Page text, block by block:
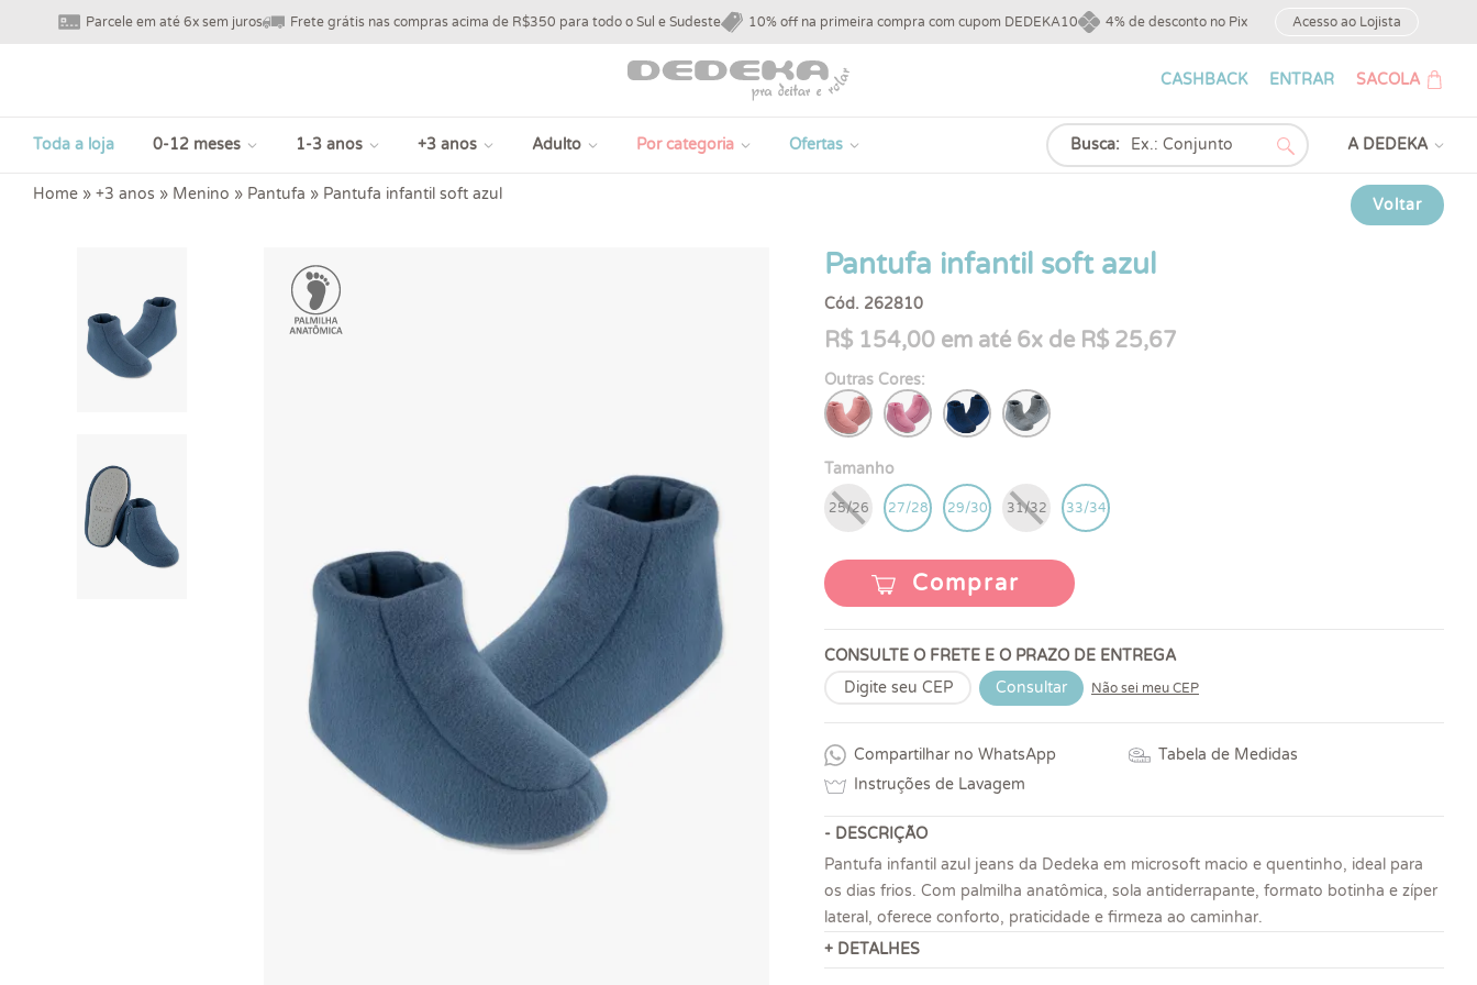
Parcele em até 6x sem juros Frete grátis nas compras acima de R$350 para todo o Sul e Sudeste 10% off na primeira compra com cupom DEDEKA10 4% de desconto no Pix Acesso ao Lojista
CASHBACK ENTRAR SACOLA
Toda a loja 0-12 meses 1-3 anos +3 anos Adulto Por categoria Ofertas A DEDEKA
Busca:
Home » +3 anos » Menino » Pantufa » Pantufa infantil soft azul
Voltar
Pantufa infantil soft azul
Cód. 262810
R$ 154,00 em até 6x de R$ 25,67
Outras Cores:
Tamanho
25/26 27/28 29/30 31/32 33/34
Comprar
CONSULTE O FRETE E O PRAZO DE ENTREGA
Consultar
Não sei meu CEP
Compartilhar no WhatsApp
Tabela de Medidas
Instruções de Lavagem
- DESCRIÇÃO
Pantufa infantil azul jeans da Dedeka em microsoft macio e quentinho, ideal para
os dias frios. Com palmilha anatômica, sola antiderrapante, formato botinha e zíper
lateral, oferece conforto, praticidade e firmeza ao caminhar.
+ DETALHES